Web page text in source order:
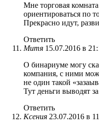
Мне торговая
ориентироваться по
Прекрасно идут,
Ответить
Митя 15.07.2016 в
О бинариуме могу
компания, с ними
не один такой
Тут деньги выводят
Ответить
Ксения 23.07.2016 в